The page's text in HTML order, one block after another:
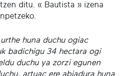
ditu. « Bautista » izena
huna duchu ogiac
badichigu 34 hectara ogi
duchu ya zorzi egunen
artuac ere abiadura huna